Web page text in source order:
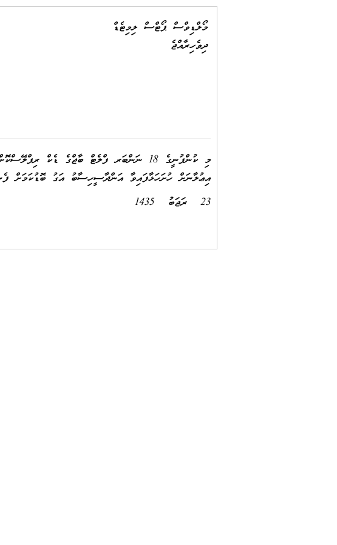
މޯލްޑިވްސް ޕޯޓްސް ލިމިޓެޑް
ދިވެހިރާއްޖެ
އިޢުލާނަށް ހުށަހަޅާފައިވާ އަންދާސީހިސާބު އަގު ބޮޑުކަމަށް
23 ރަޖަބު 1435